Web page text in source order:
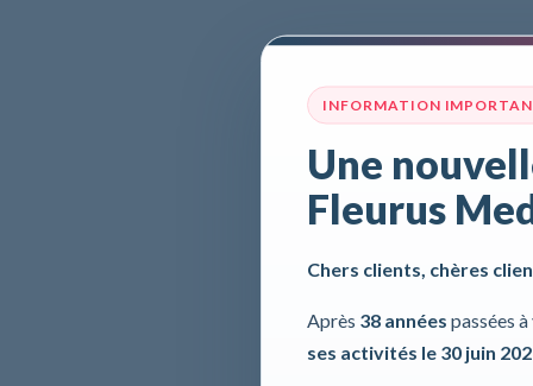
INFORMATION
Une
Fleurus
Chers clients, chères
Après 38 années passées
ses activités le 30 juin